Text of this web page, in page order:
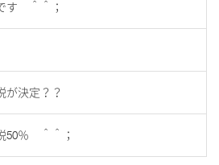
す ＾＾；
が決定？？
50％ ＾＾；